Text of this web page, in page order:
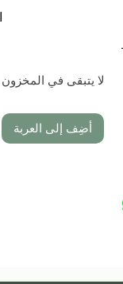
لا يتبقى في
أضِف إلى العربة